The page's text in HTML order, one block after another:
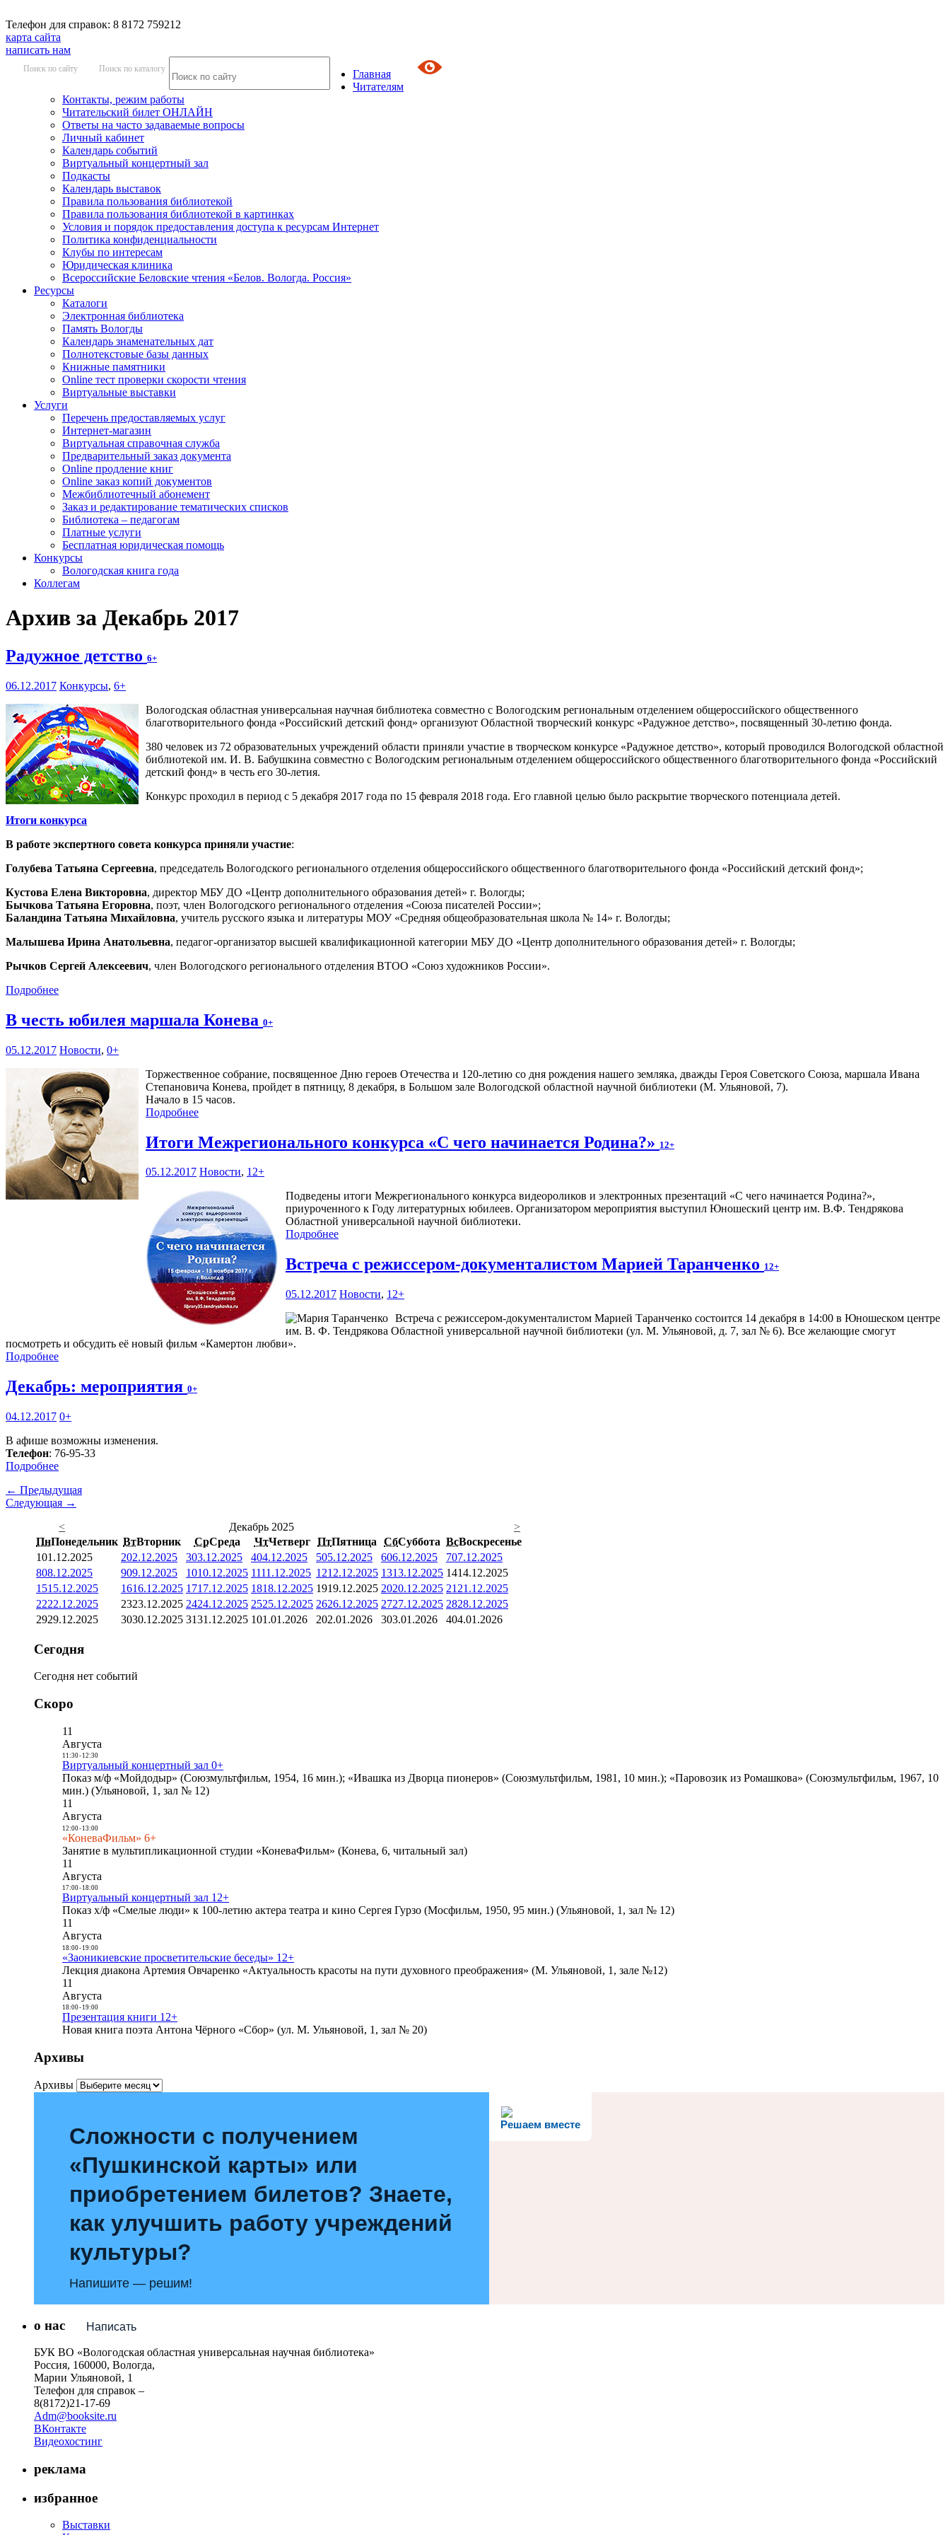
Телефон для справок: 8 8172 759212
карта сайта
написать нам
Поиск по сайту Поиск по каталогу
Главная
Читателям
Контакты, режим работы
Читательский билет ОНЛАЙН
Ответы на часто задаваемые вопросы
Личный кабинет
Календарь событий
Виртуальный концертный зал
Подкасты
Календарь выставок
Правила пользования библиотекой
Правила пользования библиотекой в картинках
Условия и порядок предоставления доступа к ресурсам Интернет
Политика конфиденциальности
Клубы по интересам
Юридическая клиника
Всероссийские Беловские чтения «Белов. Вологда. Россия»
Ресурсы
Каталоги
Электронная библиотека
Память Вологды
Календарь знаменательных дат
Полнотекстовые базы данных
Книжные памятники
Online тест проверки скорости чтения
Виртуальные выставки
Услуги
Перечень предоставляемых услуг
Интернет-магазин
Виртуальная справочная служба
Предварительный заказ документа
Online продление книг
Online заказ копий документов
Межбиблиотечный абонемент
Заказ и редактирование тематических списков
Библиотека – педагогам
Платные услуги
Бесплатная юридическая помощь
Конкурсы
Вологодская книга года
Коллегам
Архив за Декабрь 2017
Радужное детство 6+
06.12.2017 Конкурсы, 6+
Вологодская областная универсальная научная библиотека совместно с Вологодским региональным отделением общероссийского общественного
благотворительного фонда «Российский детский фонд» организуют Областной творческий конкурс «Радужное детство», посвященный 30-летию фонда.
380 человек из 72 образовательных учреждений области приняли участие в творческом конкурсе «Радужное детство», который проводился Вологодской областной
библиотекой им. И. В. Бабушкина совместно с Вологодским региональным отделением общероссийского общественного благотворительного фонда «Российский
детский фонд» в честь его 30-летия.
Конкурс проходил в период с 5 декабря 2017 года по 15 февраля 2018 года. Его главной целью было раскрытие творческого потенциала детей.
Итоги конкурса
В работе экспертного совета конкурса приняли участие:
Голубева Татьяна Сергеевна, председатель Вологодского регионального отделения общероссийского общественного благотворительного фонда «Российский детский фонд»;
Кустова Елена Викторовна, директор МБУ ДО «Центр дополнительного образования детей» г. Вологды;
Бычкова Татьяна Егоровна, поэт, член Вологодского регионального отделения «Союза писателей России»;
Баландина Татьяна Михайловна, учитель русского языка и литературы МОУ «Средняя общеобразовательная школа № 14» г. Вологды;
Малышева Ирина Анатольевна, педагог-организатор высшей квалификационной категории МБУ ДО «Центр дополнительного образования детей» г. Вологды;
Рычков Сергей Алексеевич, член Вологодского регионального отделения ВТОО «Союз художников России».
Подробнее
В честь юбилея маршала Конева 0+
05.12.2017 Новости, 0+
Торжественное собрание, посвященное Дню героев Отечества и 120-летию со дня рождения нашего земляка, дважды Героя Советского Союза, маршала Ивана
Степановича Конева, пройдет в пятницу, 8 декабря, в Большом зале Вологодской областной научной библиотеки (М. Ульяновой, 7).
Начало в 15 часов.
Подробнее
Итоги Межрегионального конкурса «С чего начинается Родина?» 12+
05.12.2017 Новости, 12+
Подведены итоги Межрегионального конкурса видеороликов и электронных презентаций «С чего начинается Родина?»,
приуроченного к Году литературных юбилеев. Организатором мероприятия выступил Юношеский центр им. В.Ф. Тендрякова
Областной универсальной научной библиотеки.
Подробнее
Встреча с режиссером-документалистом Марией Таранченко 12+
05.12.2017 Новости, 12+
Встреча с режиссером-документалистом Марией Таранченко состоится 14 декабря в 14:00 в Юношеском центре
им. В. Ф. Тендрякова Областной универсальной научной библиотеки (ул. М. Ульяновой, д. 7, зал № 6). Все желающие смогут
посмотреть и обсудить её новый фильм «Камертон любви».
Подробнее
Декабрь: мероприятия 0+
04.12.2017 0+
В афише возможны изменения.
Телефон: 76-95-33
Подробнее
← Предыдущая
Следующая →
<
Декабрь 2025
>
ПнПонедельник ВтВторник СрСреда ЧтЧетверг ПтПятница СбСуббота ВсВоскресенье
101.12.2025 202.12.2025 303.12.2025 404.12.2025 505.12.2025 606.12.2025 707.12.2025
808.12.2025 909.12.2025 1010.12.2025 1111.12.2025 1212.12.2025 1313.12.2025 1414.12.2025
1515.12.2025 1616.12.2025 1717.12.2025 1818.12.2025 1919.12.2025 2020.12.2025 21 21.12.2025
2222.12.2025 2323.12.2025 2424.12.2025 2525.12.2025 2626.12.2025 2727.12.2025 2828.12.2025
2929.12.2025 3030.12.2025 3131.12.2025 101.01.2026 202.01.2026 303.01.2026 404.01.2026
Сегодня
Сегодня нет событий
Скоро
11
Августа
11:30- 12:30
Виртуальный концертный зал 0+
Показ м/ф «Мойдодыр» (Союзмультфильм, 1954, 16 мин.); «Ивашка из Дворца пионеров» (Союзмультфильм, 1981, 10 мин.); «Паровозик из Ромашкова» (Союзмультфильм, 1967, 10
мин.) (Ульяновой, 1, зал № 12)
11
Августа
12:00- 13:00
«КоневаФильм» 6+
Занятие в мультипликационной студии «КоневаФильм» (Конева, 6, читальный зал)
11
Августа
17:00- 18:00
Виртуальный концертный зал 12+
Показ х/ф «Смелые люди» к 100-летию актера театра и кино Сергея Гурзо (Мосфильм, 1950, 95 мин.) (Ульяновой, 1, зал № 12)
11
Августа
18:00- 19:00
«Заоникиевские просветительские беседы» 12+
Лекция диакона Артемия Овчаренко «Актуальность красоты на пути духовного преображения» (М. Ульяновой, 1, зале №12)
11
Августа
18:00- 19:00
Презентация книги 12+
Новая книга поэта Антона Чёрного «Сбор» (ул. М. Ульяновой, 1, зал № 20)
Архивы
Архивы
Решаем вместе
Сложности с получением
«Пушкинской карты» или
приобретением билетов? Знаете,
как улучшить работу учреждений
культуры?
Напишите — решим!
Написать
о нас
БУК ВО «Вологодская областная универсальная научная библиотека»
Россия, 160000, Вологда,
Марии Ульяновой, 1
Телефон для справок –
8(8172)21-17-69
Adm@booksite.ru
ВКонтакте
Видеохостинг
реклама
избранное
Выставки